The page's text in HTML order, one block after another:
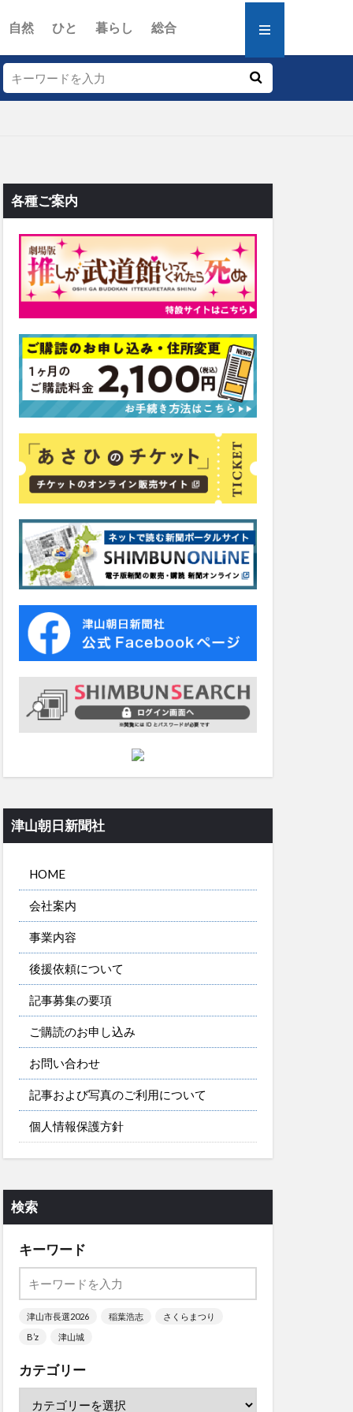
自然 ひと 暮らし 総合
各種ご案内
津山朝日新聞社
HOME
会社案内
事業内容
後援依頼について
記事募集の要項
ご購読のお申し込み
お問い合わせ
記事および写真のご利用について
個人情報保護方針
検索
キーワード
津山市長選2026 稲葉浩志
さくらまつり
B’z
津山城
カテゴリー